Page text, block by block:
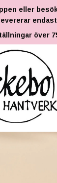
eller
över